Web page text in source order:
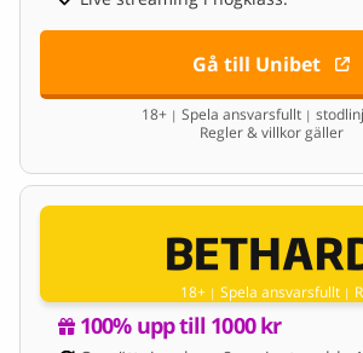
Gå till Unibet
18+ | Spela ansvarsfullt |
Regler & villkor gäller
18+ | Spela ansvarsfullt |
100% upp till 1000 kr